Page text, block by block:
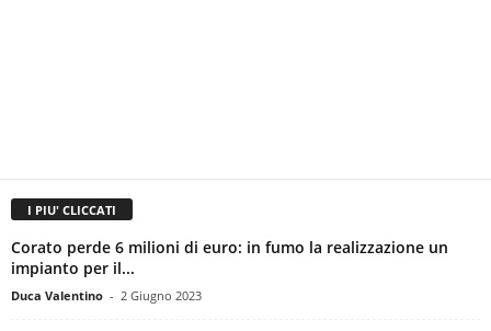
I PIU' CLICCATI
Corato perde 6 milioni di euro: in fumo la realizzazione un
impianto per il...
Duca Valentino - 2 Giugno 2023